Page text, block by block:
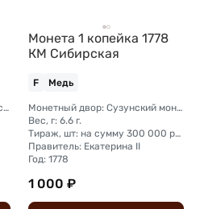
Монетный двор: Екатеринбургский монетный двор
Монета 1 копейка 1778
КМ Сибирская
F Медь
Монетный двор: Сузунский монетный двор (Сибирь)
Вес, г: 6.6 г.
Тираж, шт: на сумму 300 000 рублей (сумма 10 копеек + 5 копеек +2 копейки + 1 копейка + денга + полушка)
Правитель: Екатерина II
Год: 1778
1 000 ₽